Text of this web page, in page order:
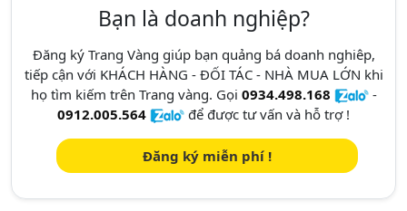
Bạn là doanh nghiệp?
Đăng ký Trang Vàng giúp bạn quảng bá doanh nghiêp,
tiếp cận với KHÁCH HÀNG - ĐỐI TÁC - NHÀ MUA LỚN khi
họ tìm kiếm trên Trang vàng. Gọi 0934.498.168
-
0912.005.564
để được tư vấn và hỗ trợ !
Đăng ký miễn phí !